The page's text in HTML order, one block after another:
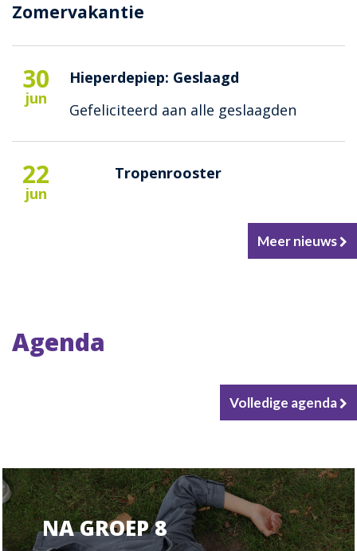
Zomervakantie
30
jun
Hieperdepiep: Geslaagd
Gefeliciteerd aan alle geslaagden
22
jun
Tropenrooster
Meer nieuws
Agenda
Volledige agenda
NA GROEP 8